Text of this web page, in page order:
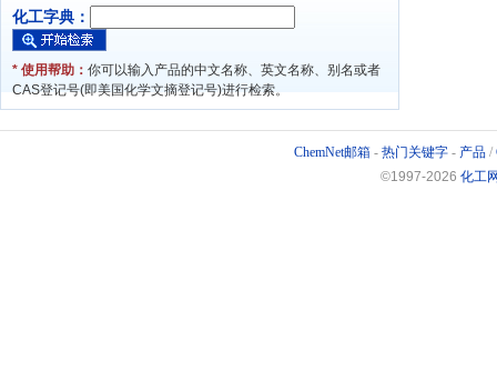
化工字典：
* 使用帮助： 你可以输入产品的中文名称、英文名称、别名或者
CAS登记号(即美国化学文摘登记号)进行检索。
ChemNet邮箱 - 热门关键字 - 产品 /
©1997-2026 化工